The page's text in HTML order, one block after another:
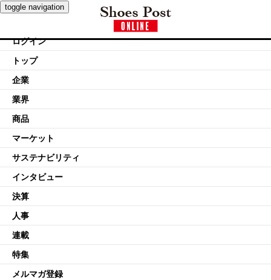
toggle navigation
ログイン
トップ
企業
業界
商品
マーケット
サステナビリティ
インタビュー
決算
人事
連載
特集
メルマガ登録